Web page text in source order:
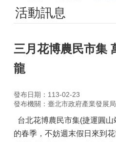
活動訊息
三月花博農民市集
龍
發布日期：113-02-23
發布機關：臺北市政府產業發展局
台北花博農民市集(捷運圓
的春季，不妨週末假日來到